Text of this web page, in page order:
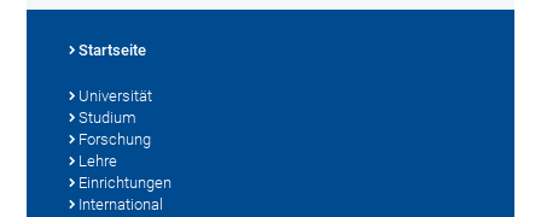
Startseite
Universität
Studium
Forschung
Lehre
Einrichtungen
International